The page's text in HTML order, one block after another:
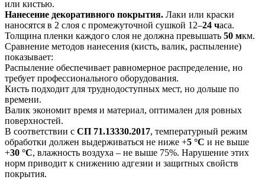
или кистью.
Нанесение декоративного покрытия. Лаки или краски
наносятся в 2 слоя с промежуточной сушкой 12–24 часа.
Толщина пленки каждого слоя не должна превышать 50 мкм.
Сравнение методов нанесения (кисть, валик, распыление)
показывает:
Распыление обеспечивает равномерное распределение, но
требует профессионального оборудования.
Кисть подходит для труднодоступных мест, но дольше по
времени.
Валик экономит время и материал, оптимален для ровных
поверхностей.
В соответствии с СП 71.13330.2017, температурный режим
обработки должен выдерживаться не ниже +5 °С и не выше
+30 °С, влажность воздуха – не выше 75%. Нарушение этих
норм приводит к снижению адгезии и защитных свойств
покрытия.